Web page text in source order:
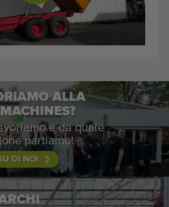
ALLA
e da quale
partiamo!
DI NOI